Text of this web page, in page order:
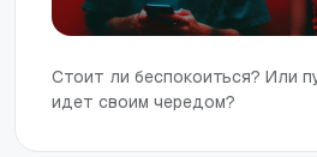
Стоит ли беспокоиться? Или
идет своим чередом?